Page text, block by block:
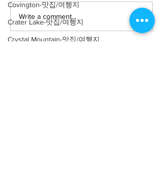
Covington-맛집/여행지
Crater Lake-맛집/여행지
Crystal Mountain-맛집/여행지
Write a comment...